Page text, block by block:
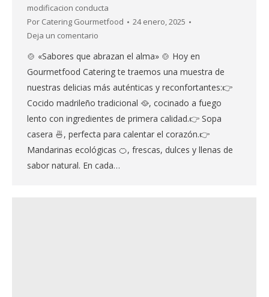
modificacion conducta
Por Catering Gourmetfood
24 enero, 2025
Deja un comentario
🍲 «Sabores que abrazan el alma» 🍲 Hoy en
Gourmetfood Catering te traemos una muestra de
nuestras delicias más auténticas y reconfortantes:👉
Cocido madrileño tradicional 🥘, cocinado a fuego
lento con ingredientes de primera calidad.👉 Sopa
casera 🍜, perfecta para calentar el corazón.👉
Mandarinas ecológicas 🍊, frescas, dulces y llenas de
sabor natural. En cada…